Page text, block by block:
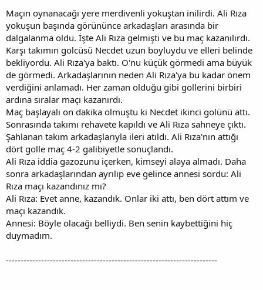
Maçın oynanacağı yere merdivenli yokuştan inilirdi. Ali Rıza
yokuşun başında görününce arkadaşları arasında bir
dalgalanma oldu. İşte Ali Rıza gelmişti ve bu maç kazanılırdı.
Karşı takımın golcüsü Necdet uzun boyluydu ve elleri belinde
bekliyordu. Ali Rıza'ya baktı. O'nu küçük görmedi ama büyük
de görmedi. Arkadaşlarının neden Ali Rıza'ya bu kadar önem
verdiğini anlamadı. Her zaman olduğu gibi gollerini birbiri
ardına sıralar maçı kazanırdı.
Maç başlayalı on dakika olmuştu ki Necdet ikinci golünü attı.
Sonrasında takımı rehavete kapıldı ve Ali Rıza sahneye çıktı.
Şahlanan takım arkadaşlarıyla ileri atıldı. Ali Rıza'nın attığı
dört golle maç 4-2 galibiyetle sonuçlandı.
Ali Rıza iddia gazozunu içerken, kimseyi alaya almadı. Daha
sonra arkadaşlarından ayrılıp eve gelince annesi sordu: Ali
Rıza maçı kazandınız mı?
Ali Rıza: Evet anne, kazandık. Onlar iki attı, ben dört attım ve
maçı kazandık.
Annesi: Böyle olacağı belliydi. Ben senin kaybettiğini hiç
duymadım.
------------------------------------------------------------------------